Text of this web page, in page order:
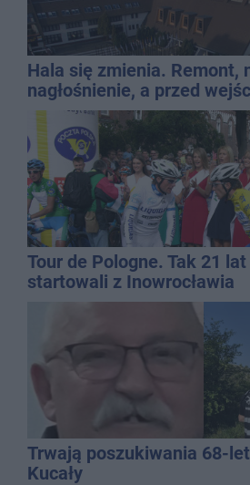
Hala się zmienia. Remont,
nagłośnienie, a przed
QEMETICA ARENA
Tour de Pologne. Tak 21
startowali z Inowrocławia
Trwają poszukiwania 68-
Kucały